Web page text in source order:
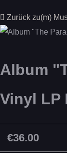
Zurück zu(m)
Album
Vinyl LP
€36.00